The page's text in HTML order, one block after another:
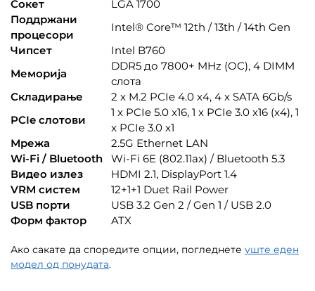
Сокет
LGA 1700
Поддржани
процесори
Intel® Core™ 12th / 13th / 14th Gen
Чипсет
Intel B760
Меморија
DDR5 до 7800+ MHz (OC), 4 DIMM
слота
Складирање
2 x M.2 PCIe 4.0 x4, 4 x SATA 6Gb/s
PCIe слотови
1 x PCIe 5.0 x16, 1 x PCIe 3.0 x16 (x4), 1
x PCIe 3.0 x1
Мрежа
2.5G Ethernet LAN
Wi-Fi / Bluetooth
Wi-Fi 6E (802.11ax) / Bluetooth 5.3
Видео излез
HDMI 2.1, DisplayPort 1.4
VRM систем
12+1+1 Duet Rail Power
USB порти
USB 3.2 Gen 2 / Gen 1 / USB 2.0
Форм фактор
ATX
Ако сакате да споредите опции, погледнете уште еден
модел од понудата.